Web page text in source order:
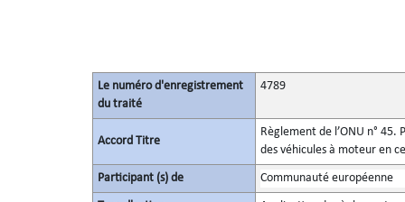
Le numéro d'enregistrement
du traité
4789
Accord Titre
Règlement de l’ONU n°
des véhicules à moteur en
Participant (s) de Communauté européenne